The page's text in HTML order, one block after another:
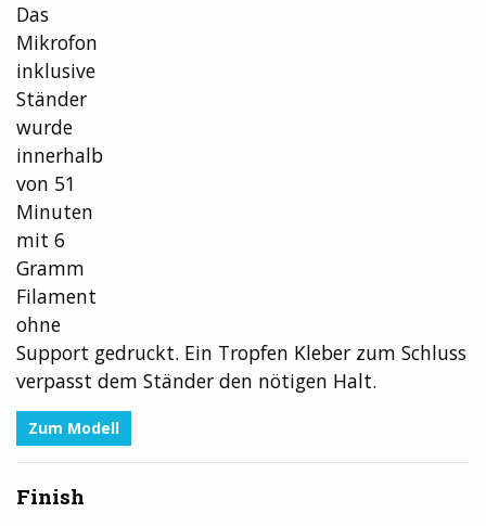
Das
Mikrofon
inklusive
Ständer
wurde
innerhalb
von 51
Minuten
mit 6
Gramm
Filament
ohne
Support gedruckt. Ein Tropfen Kleber zum Schluss
verpasst dem Ständer den nötigen Halt.
Zum Modell
Finish